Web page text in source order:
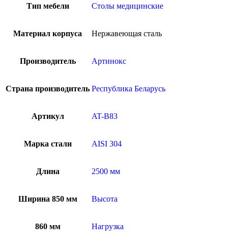
Тип мебели Столы медицинские
Материал корпуса Нержавеющая сталь
Производитель Артинокс
Страна производитель Республика Беларусь
Артикул AT-B83
Марка стали AISI 304
Длина 2500 мм
Ширина 850 мм Высота
860 мм Нагрузка